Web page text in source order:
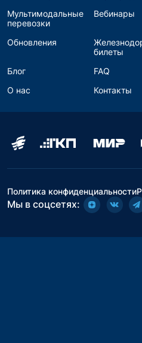
Мультимодальные
перевозки
Вебинары
Обновления
билеты
Блог FAQ
О нас
Контакты
Политика конфиденциальности
Мы в соцсетях: